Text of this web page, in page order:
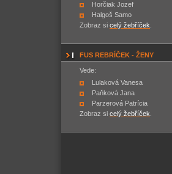
Horčiak Jozef
Halgoš Samo
Zobraz si celý žebříček
FUS REBRÍČEK - ŽENY
Vede:
Lulaková Vanesa
Paňková Jana
Parzerová Patrícia
Zobraz si celý žebříček